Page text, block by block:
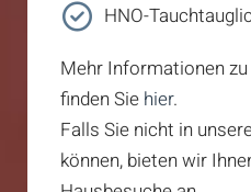
HNO-
Mehr Informationen
finden Sie hier.
Falls Sie nicht in
können, bieten wir